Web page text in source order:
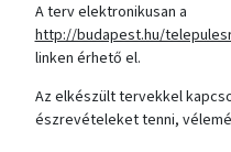
A terv elektronikusan a
http://budapest.hu/
linken érhető el.
Az elkészült tervekkel
észrevételeket tenni,